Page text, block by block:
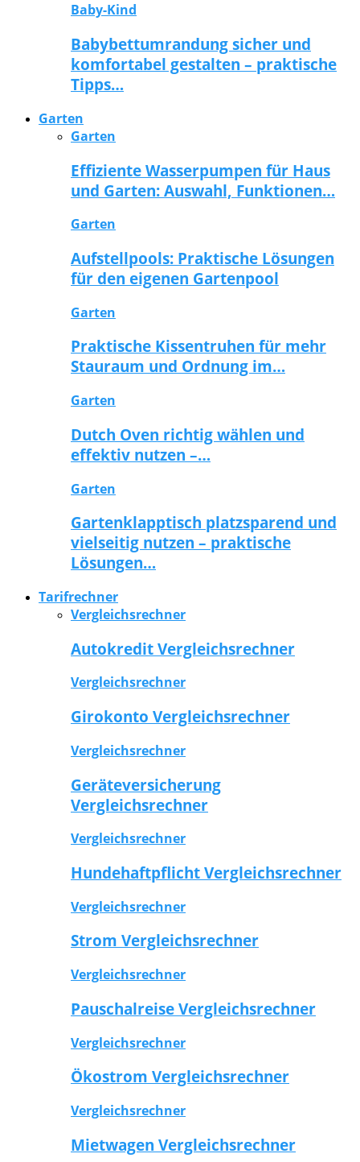
Baby-Kind
Babybettumrandung sicher und
komfortabel gestalten – praktische
Tipps…
Garten
Garten
Effiziente Wasserpumpen für Haus
und Garten: Auswahl, Funktionen…
Garten
Aufstellpools: Praktische Lösungen
für den eigenen Gartenpool
Garten
Praktische Kissentruhen für mehr
Stauraum und Ordnung im…
Garten
Dutch Oven richtig wählen und
effektiv nutzen –…
Garten
Gartenklapptisch platzsparend und
vielseitig nutzen – praktische
Lösungen…
Tarifrechner
Vergleichsrechner
Autokredit Vergleichsrechner
Vergleichsrechner
Girokonto Vergleichsrechner
Vergleichsrechner
Geräteversicherung
Vergleichsrechner
Vergleichsrechner
Hundehaftpflicht Vergleichsrechner
Vergleichsrechner
Strom Vergleichsrechner
Vergleichsrechner
Pauschalreise Vergleichsrechner
Vergleichsrechner
Ökostrom Vergleichsrechner
Vergleichsrechner
Mietwagen Vergleichsrechner